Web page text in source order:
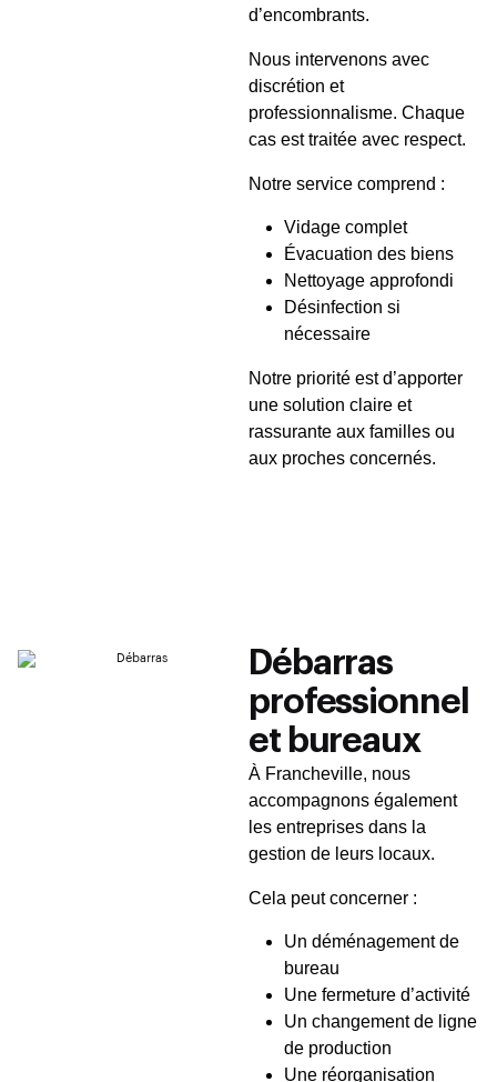
d’encombrants.
Nous intervenons avec
discrétion et
professionnalisme. Chaque
cas est traitée avec respect.
Notre service comprend :
Vidage complet
Évacuation des biens
Nettoyage approfondi
Désinfection si
nécessaire
Notre priorité est d’apporter
une solution claire et
rassurante aux familles ou
aux proches concernés.
Débarras
professionnel
et bureaux
À Francheville, nous
accompagnons également
les entreprises dans la
gestion de leurs locaux.
Cela peut concerner :
Un déménagement de
bureau
Une fermeture d’activité
Un changement de ligne
de production
Une réorganisation